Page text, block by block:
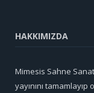
HAKKIMIZDA
Mimesis Sahne
yayınını